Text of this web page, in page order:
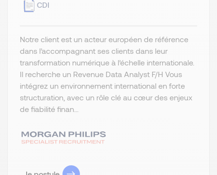
CDI
Notre client est un acteur européen de référence
dans l’accompagnant ses clients dans leur
transformation numérique à l’échelle internationale.
Il recherche un Revenue Data Analyst F/H Vous
intégrez un environnement international en forte
structuration, avec un rôle clé au cœur des enjeux
de fiabilité finan...